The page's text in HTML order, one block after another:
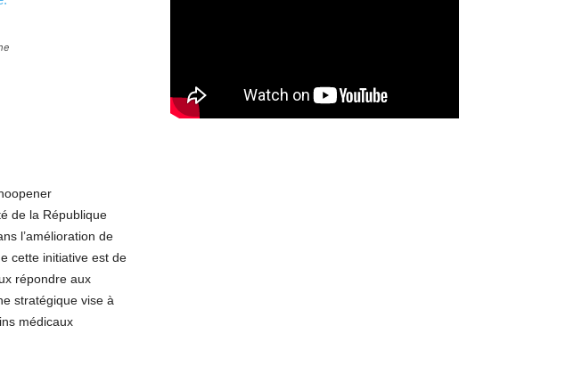
de la République
l’amélioration de
cette initiative est de
répondre aux
stratégique vise à
médicaux